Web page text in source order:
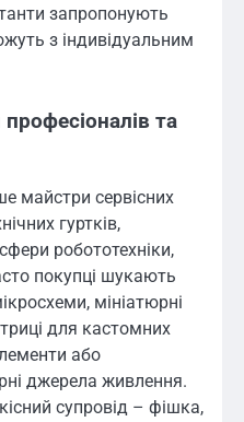
запропонують
з індивідуальним
та
майстри сервісних
гуртків,
робототехніки,
покупці шукають
мініатюрні
для кастомних
або
джерела живлення.
супровід – фішка,